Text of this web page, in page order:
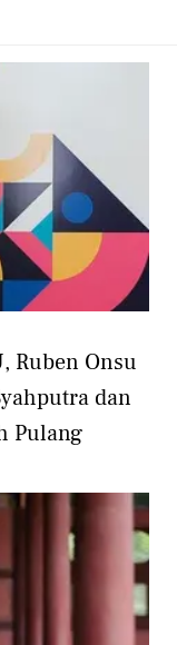
Ruben Onsu
dan
Pulang